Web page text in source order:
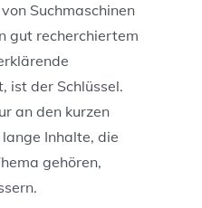
Suchmaschinen
gut recherchiertem
ist der Schlüssel.
an den kurzen
Inhalte, die
gehören,